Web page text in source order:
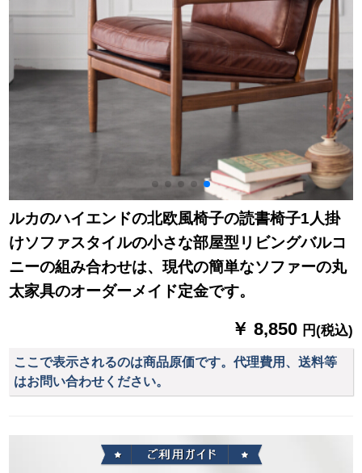
ルカのハイエンドの北欧風椅子の読書椅子1人掛
けソファスタイルの小さな部屋型リビングバルコ
ニーの組み合わせは、現代の簡単なソファーの丸
太家具のオーダーメイド定金です。
￥ 8,850 円(税込)
ここで表示されるのは商品原価です。代理費用、送料等
はお問い合わせください。